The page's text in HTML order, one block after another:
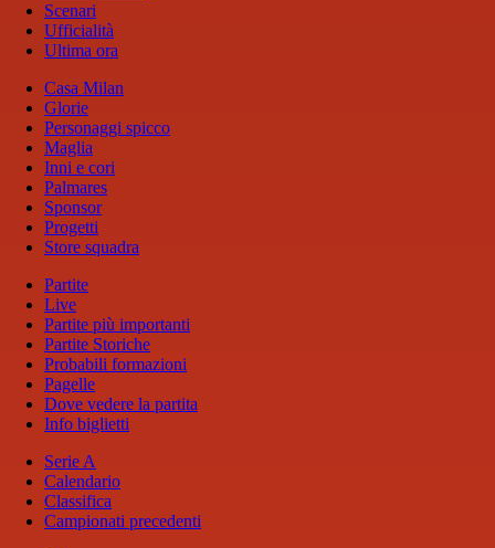
Scenari
Ufficialità
Ultima ora
Casa Milan
Glorie
Personaggi spicco
Maglia
Inni e cori
Palmares
Sponsor
Progetti
Store squadra
Partite
Live
Partite più importanti
Partite Storiche
Probabili formazioni
Pagelle
Dove vedere la partita
Info biglietti
Serie A
Calendario
Classifica
Campionati precedenti